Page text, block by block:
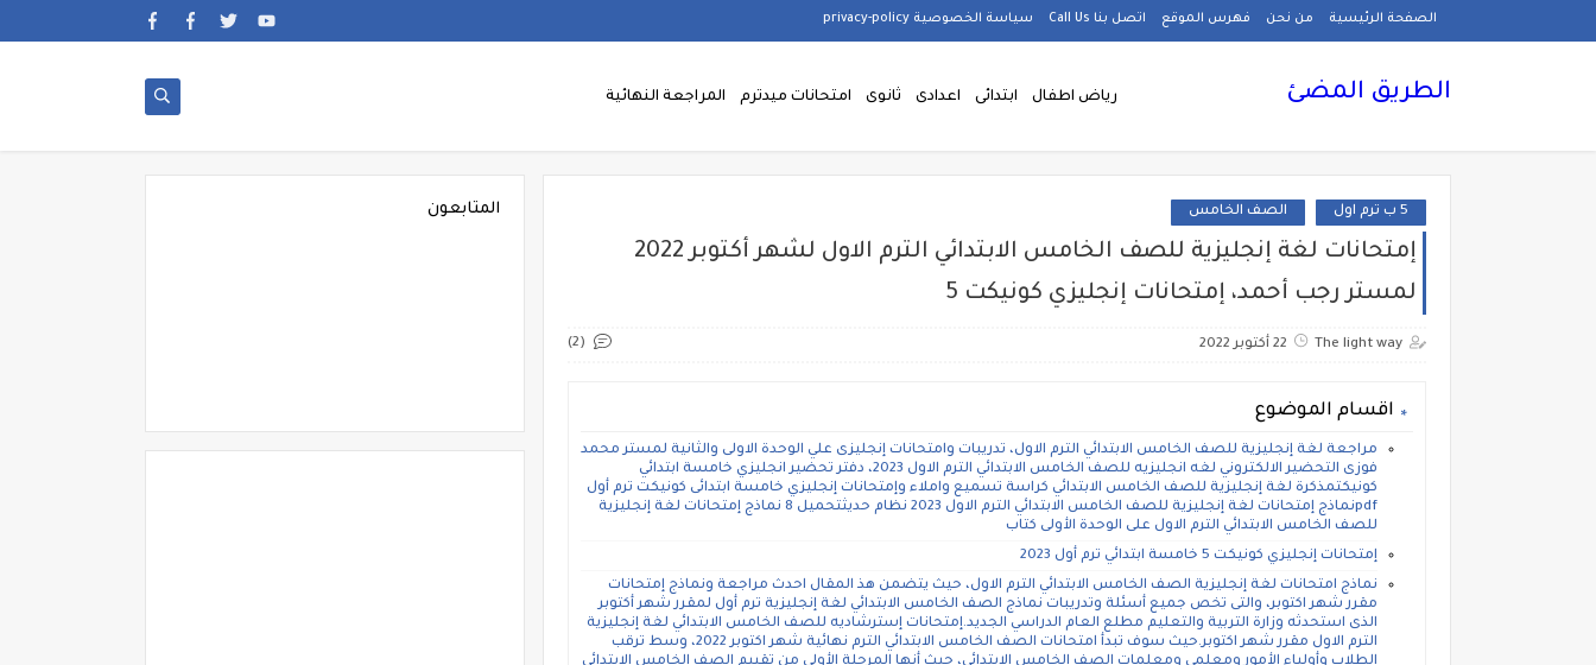
الصفحة الرئيسية من نحن فهرس الموقع اتصل بنا Call Us سياسة الخصوصية privacy-policy
الطريق المضئ رياض اطفال ابتدائى اعدادى ثانوى امتحانات ميدترم المراجعة النهائية
5 ب ترم اول الصف الخامس
إمتحانات لغة إنجليزية للصف الخامس الابتدائي الترم الاول لشهر أكتوبر 2022
لمستر رجب أحمد، إمتحانات إنجليزي كونيكت 5
The light way 22 أكتوبر 2022 (2)
اقسام الموضوع
مراجعة لغة إنجليزية للصف الخامس الابتدائي الترم الاول، تدريبات وامتحانات إنجليزى علي الوحدة الاولى والثانية لمستر محمد
فوزى التحضير الالكتروني لغه انجليزيه للصف الخامس الابتدائي الترم الاول 2023، دفتر تحضير انجليزي خامسة ابتدائي
كونيكتمذكرة لغة إنجليزية للصف الخامس الابتدائي كراسة تسميع واملاء وإمتحانات إنجليزي خامسة ابتدائى كونيكت ترم أول
pdfنماذج إمتحانات لغة إنجليزية للصف الخامس الابتدائي الترم الاول 2023 نظام حديثتحميل 8 نماذج إمتحانات لغة إنجليزية
للصف الخامس الابتدائي الترم الاول على الوحدة الأولى كتاب
إمتحانات إنجليزي كونيكت 5 خامسة ابتدائي ترم أول 2023
نماذج امتحانات لغة إنجليزية الصف الخامس الابتدائي الترم الاول، حيث يتضمن هذ المقال احدث مراجعة ونماذج إمتحانات
مقرر شهر اكتوبر، والتى تخص جميع أسئلة وتدريبات نماذج الصف الخامس الابتدائي لغة إنجليزية ترم أول لمقرر شهر أكتوبر
الذى استحدثه وزارة التربية والتعليم مطلع العام الدراسي الجديد.إمتحانات إسترشاديه للصف الخامس الابتدائي لغة إنجليزية
الترم الاول مقرر شهر اكتوبر.حيث سوف تبدأ امتحانات الصف الخامس الابتدائي الترم نهائية شهر اكتوبر 2022، وسط ترقب
المتابعون